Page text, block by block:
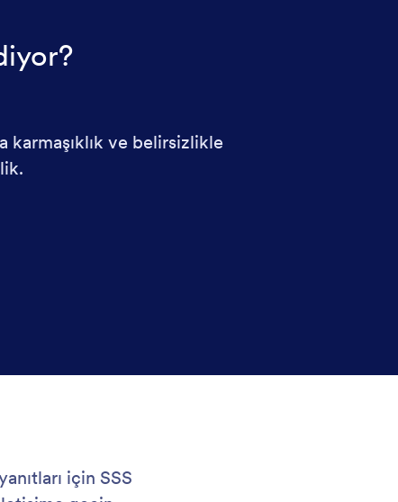
karmaşıklık ve belirsizlikle
için SSS